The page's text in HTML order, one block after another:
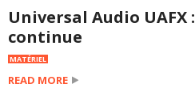
Universal Audio UAFX
continue
MATÉRIEL
READ MORE